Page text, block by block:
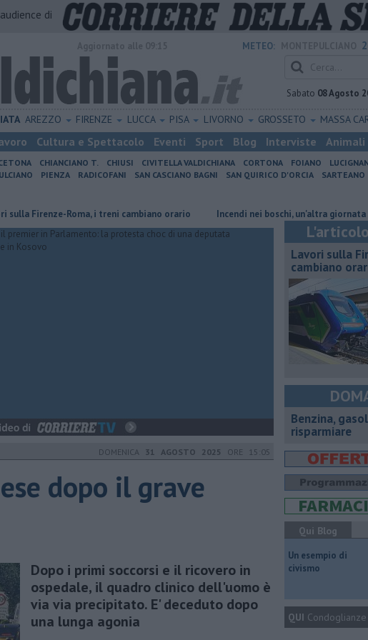
di
METEO:
Sabato 08 Agosto
AREZZO FIRENZE LUCCA PISA LIVORNO GROSSETO MASSA
Cultura e Spettacolo Eventi Sport Blog Interviste Animali
CHIANCIANO T. CHIUSI CIVITELLA VALDICHIANA CORTONA FOIANO
PIENZA RADICOFANI SAN CASCIANO BAGNI SAN QUIRICO D'ORCIA SARTEANO
Roma, i treni cambiano orario Incendi nei boschi, un'altra giornata di
DOMENICA 31 AGOSTO 2025 ORE 15:05
dopo il grave
Dopo i primi soccorsi e il ricovero in
ospedale, il quadro clinico dell'uomo è
via via precipitato. E' deceduto dopo
una lunga agonia
Lavori sulla
cambiano
​Benzina,
risparmiare
Qui Blog
​Un esempio di
civismo
QUI Condoglianze